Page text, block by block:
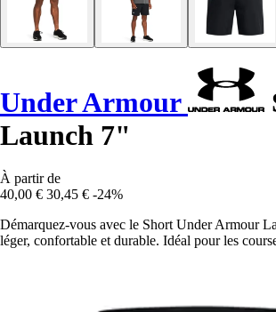
Under Armour
Launch 7"
À partir de
40,00 € 30,45 € -24%
Démarquez-vous avec le Short Under Armour
léger, confortable et durable. Idéal pour les